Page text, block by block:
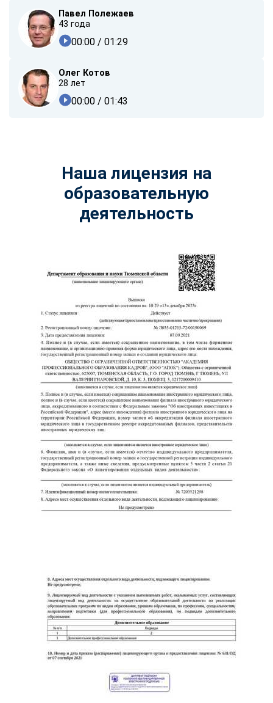
Павел Полежаев
43 года
00:00 / 01:29
Олег Котов
28 лет
00:00 / 01:43
Наша лицензия на
образовательную
деятельность